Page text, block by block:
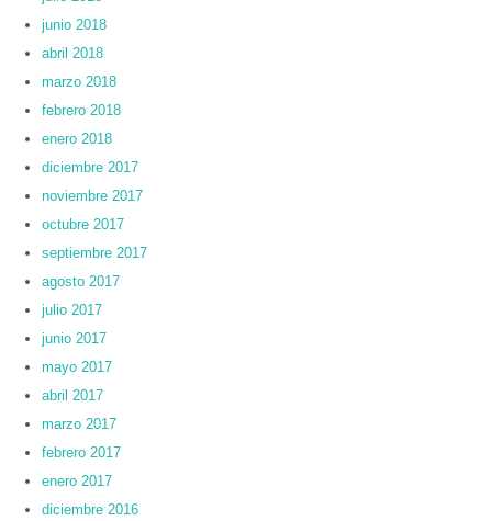
junio 2018
abril 2018
marzo 2018
febrero 2018
enero 2018
diciembre 2017
noviembre 2017
octubre 2017
septiembre 2017
agosto 2017
julio 2017
junio 2017
mayo 2017
abril 2017
marzo 2017
febrero 2017
enero 2017
diciembre 2016